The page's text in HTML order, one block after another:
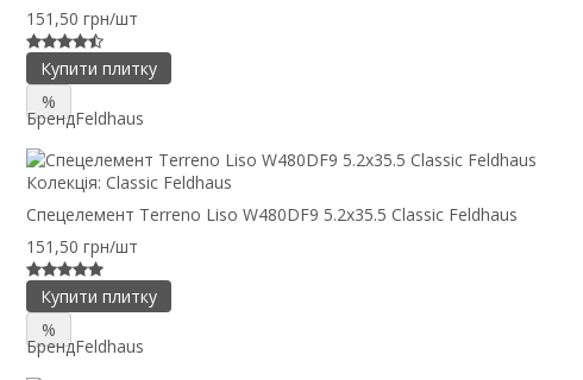
151,50 грн/шт
Купити плитку
%
БрендFeldhaus
Колекція: Classic Feldhaus
Спецелемент Terreno Liso W480DF9 5.2x35.5 Classic Feldhaus
151,50 грн/шт
Купити плитку
%
БрендFeldhaus